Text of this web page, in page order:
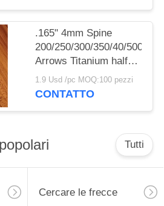
.165" 4mm Spine
200/250/300/350/40/500
Arrows Titanium half
out inserts and Collars
Sleeve
1.9 Usd /pc MOQ:100 pezzi
CONTATTO
Tutti
Cercare le frecce